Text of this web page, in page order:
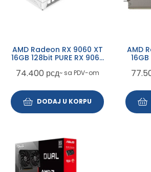
AMD Radeon RX 9060 XT
16GB 128bit PURE RX 9060
(11350-02-20G) grafička
74.400 рсд~ sa PDV-om
DODAJ U KORPU
AMD